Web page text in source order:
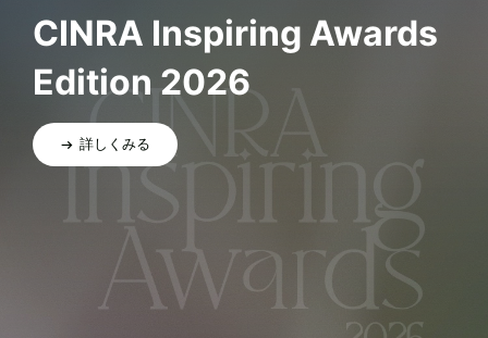
CINRA Inspiring Awards
Edition 2026
詳しくみる